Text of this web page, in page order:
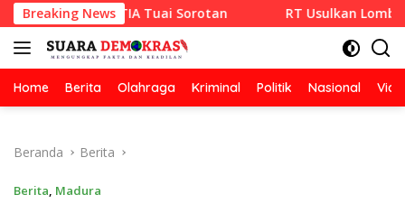
Langsung
ke
konten
Breaking News
SETIA Tuai Sorotan RT Usulkan Lomba
Home Berita Olahraga Kriminal Politik Nasional
Beranda Berita
Berita, Madura